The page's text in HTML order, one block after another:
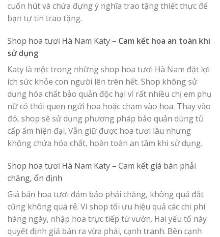
cuốn hút và chứa đựng ý nghĩa trao tặng thiết thực để
bạn tự tin trao tặng.
Shop hoa tươi Hà Nam Katy – Cam kết hoa an toàn khi
sử dụng
Katy là một trong những shop hoa tươi Hà Nam đặt lợi
ích sức khỏe con người lên trên hết. Shop không sử
dụng hóa chất bảo quản độc hại vì rất nhiều chị em phụ
nữ có thói quen ngửi hoa hoặc chạm vào hoa. Thay vào
đó, shop sẽ sử dụng phương pháp bảo quản dùng tủ
cấp ẩm hiện đại. Vẫn giữ được hoa tươi lâu nhưng
không chứa hóa chất, hoàn toàn an tâm khi sử dụng.
Shop hoa tươi Hà Nam Katy – Cam kết giá bán phải
chăng, ổn định
Giá bán hoa tươi đảm bảo phải chăng, không quá đắt
cũng không quá rẻ. Vì shop tối ưu hiệu quả các chi phí
hàng ngày, nhập hoa trực tiếp từ vườn. Hai yếu tố này
quyết định giá bán ra vừa phải, cạnh tranh. Bên cạnh